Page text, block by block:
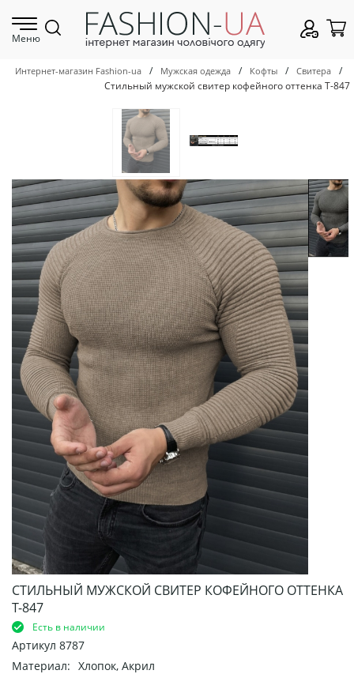
Меню
Интернет-магазин Fashion-ua / Мужская одежда / Кофты / Свитера
/
Стильный мужской свитер кофейного оттенка Т-847
СТИЛЬНЫЙ МУЖСКОЙ СВИТЕР КОФЕЙНОГО ОТТЕНКА
Т-847
Есть в наличии
Артикул 8787
Материал: Хлопок, Акрил